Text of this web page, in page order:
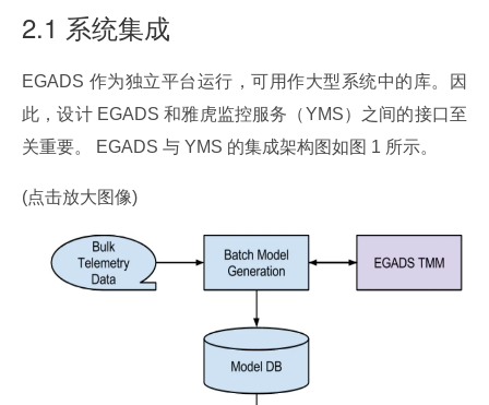
2.1 系统集成
EGADS 作为独立平台运行，可用作大型系统中的库。因
此，设计 EGADS 和雅虎监控服务（YMS）之间的接口至
关重要。 EGADS 与 YMS 的集成架构图如图 1 所示。
(点击放大图像)